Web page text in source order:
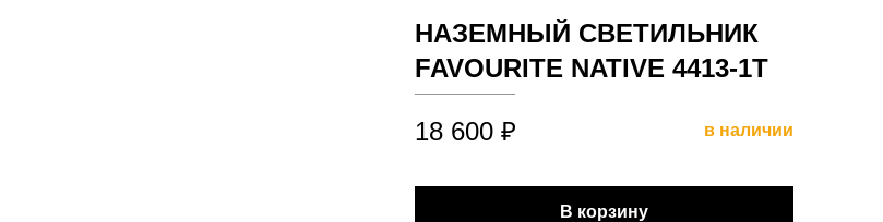
НАЗЕМНЫЙ СВЕТИЛЬНИК
FAVOURITE NATIVE 4413-1T
18 600 ₽ в наличии
В корзину